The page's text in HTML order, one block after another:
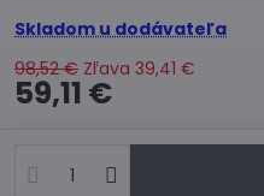
Skladom u dodávateľa
98,52 € Zľava 39,41 €
59,11 €